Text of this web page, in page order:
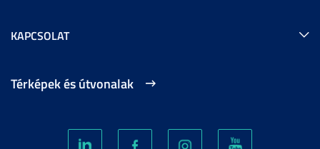
KAPCSOLAT
Térképek és útvonalak